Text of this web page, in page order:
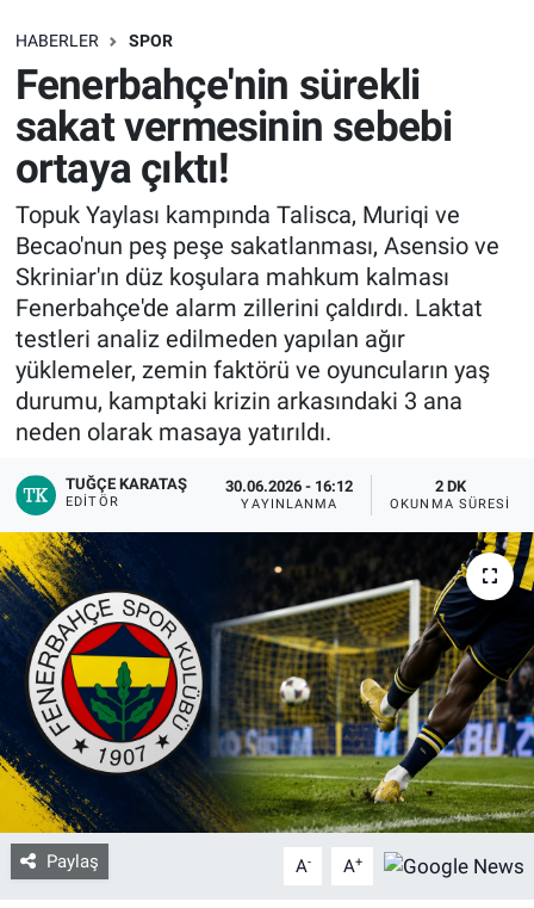
HABERLER SPOR
Fenerbahçe'nin sürekli
sakat vermesinin sebebi
ortaya çıktı!
Topuk Yaylası kampında Talisca, Muriqi ve
Becao'nun peş peşe sakatlanması, Asensio ve
Skriniar'ın düz koşulara mahkum kalması
Fenerbahçe'de alarm zillerini çaldırdı. Laktat
testleri analiz edilmeden yapılan ağır
yüklemeler, zemin faktörü ve oyuncuların yaş
durumu, kamptaki krizin arkasındaki 3 ana
neden olarak masaya yatırıldı.
TUĞÇE KARATAŞ
EDITÖR
30.06.2026 - 16:12
YAYINLANMA
2 DK
OKUNMA SÜRESI
Paylaş A- A+
SAĞLIK
EKONOMİ
EĞİTİM
ÖZEL HABER
Keşfet
ASTROLOJİ
MANŞET
RESMİ İLANLAR
İLAN
Bize ulaşın
İletişim/Künye
Yaşam
Gözden Kaçmasın
İletişim (Künye)